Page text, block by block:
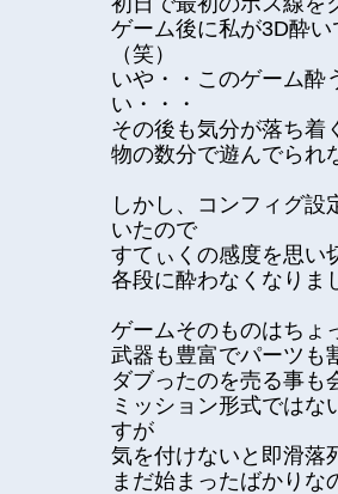
ゲーム後に私が3D酔
（笑）
いや・・このゲーム酔
い・・・
その後も気分が落ち着
物の数分で遊んでられ
しかし、コンフィグ設
いたので
すてぃくの感度を思い
各段に酔わなくなりま
ゲームそのものはちょ
武器も豊富でパーツも
ダブったのを売る事も
ミッション形式ではな
すが
気を付けないと即滑落
まだ始まったばかりな